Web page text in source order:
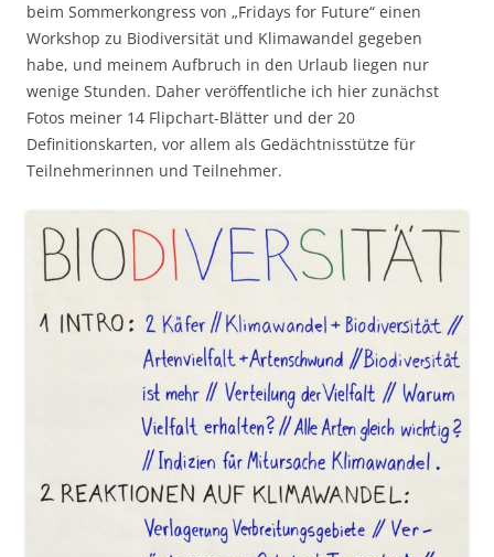
beim Sommerkongress von „Fridays for Future“ einen
Workshop zu Biodiversität und Klimawandel gegeben
habe, und meinem Aufbruch in den Urlaub liegen nur
wenige Stunden. Daher veröffentliche ich hier zunächst
Fotos meiner 14 Flipchart-Blätter und der 20
Definitionskarten, vor allem als Gedächtnisstütze für
Teilnehmerinnen und Teilnehmer.